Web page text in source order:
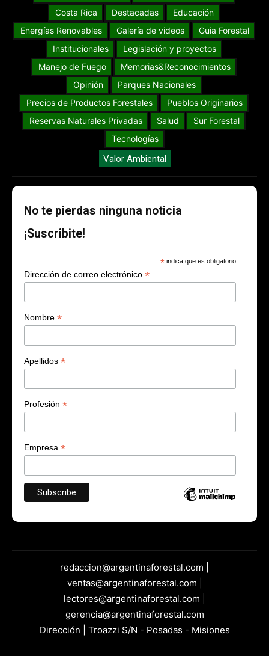
Costa Rica
Destacadas
Educación
Energías Renovables
Galería de videos
Guia Forestal
Institucionales
Legislación y proyectos
Manejo de Fuego
Memorias&Reconocimientos
Opinión
Parques Nacionales
Precios de Productos Forestales
Pueblos Originarios
Reservas Naturales Privadas
Salud
Sur Forestal
Tecnologías
Valor Ambiental
No te pierdas ninguna noticia
¡Suscribite!
* indica que es obligatorio
Dirección de correo electrónico *
Nombre *
Apellidos *
Profesión *
Empresa *
redaccion@argentinaforestal.com |
ventas@argentinaforestal.com |
lectores@argentinaforestal.com |
gerencia@argentinaforestal.com
Dirección | Troazzi S/N - Posadas - Misiones